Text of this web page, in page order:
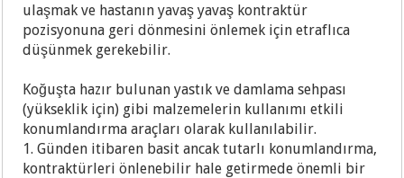
ulaşmak ve hastanın yavaş yavaş kontraktür
pozisyonuna geri dönmesini önlemek için etraflıca
düşünmek gerekebilir.
Koğuşta hazır bulunan yastık ve damlama sehpası
(yükseklik için) gibi malzemelerin kullanımı etkili
konumlandırma araçları olarak kullanılabilir.
1. Günden itibaren basit ancak tutarlı konumlandırma,
kontraktürleri önlenebilir hale getirmede önemli bir